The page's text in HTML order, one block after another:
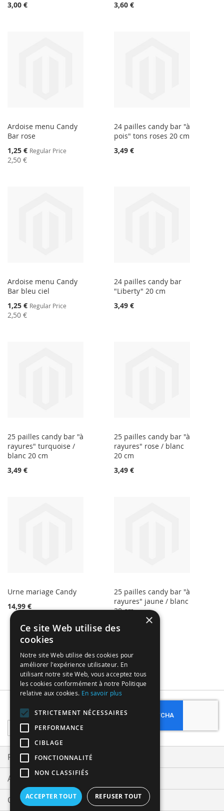
3,00 €
3,60 €
Ardoise menu Candy
Bar rose
Special
Price
1,25 € Regular Price
2,50 €
24 pailles candy bar "à
pois" tons roses 20 cm
3,49 €
Ardoise menu Candy
Bar bleu ciel
Special
Price
1,25 € Regular Price
2,50 €
24 pailles candy bar
"Liberty" 20 cm
3,49 €
25 pailles candy bar "à
rayures" turquoise /
blanc 20 cm
3,49 €
25 pailles candy bar "à
rayures" rose / blanc
20 cm
3,49 €
Urne mariage Candy
14,99 €
25 pailles candy bar "à
rayures" jaune / blanc
20 cm
3,49 €
Sign
Up
for
Our
Newsletter:
Subscribe
Privacy and Cookie Policy
Advanced Search
Orders and Returns
×
Ce site Web utilise des
cookies
Notre site Web utilise des cookies pour
améliorer l'expérience utilisateur. En
utilisant notre site Web, vous acceptez tous
les cookies conformément à notre Politique
relative aux cookies. En savoir plus
STRICTEMENT NÉCESSAIRES
PERFORMANCE
CIBLAGE
FONCTIONNALITÉ
NON CLASSIFIÉS
ACCEPTER TOUT REFUSER TOUT